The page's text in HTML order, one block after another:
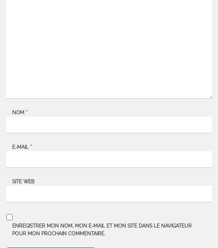
NOM *
E-MAIL *
SITE WEB
ENREGISTRER MON NOM, MON E-MAIL ET MON SITE DANS LE NAVIGATEUR
POUR MON PROCHAIN COMMENTAIRE.